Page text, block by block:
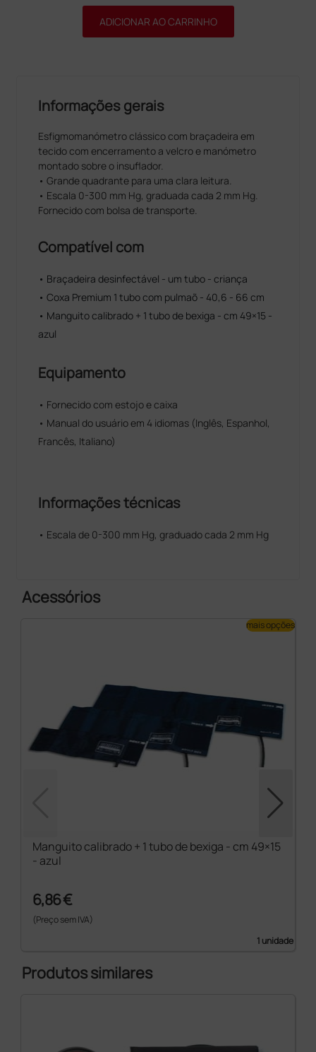
ADICIONAR AO CARRINHO
Informações gerais
Esfigmomanómetro clássico com braçadeira em
tecido com encerramento a velcro e manómetro
montado sobre o insuflador.
• Grande quadrante para uma clara leitura.
• Escala 0-300 mm Hg, graduada cada 2 mm Hg.
Fornecido com bolsa de transporte.
Compatível com
• Braçadeira desinfectável - um tubo - criança
• Coxa Premium 1 tubo com pulmaõ - 40,6 - 66 cm
• Manguito calibrado + 1 tubo de bexiga - cm 49×15 -
azul
Equipamento
• Fornecido com estojo e caixa
• Manual do usuário em 4 idiomas (Inglês, Espanhol,
Francês, Italiano)
Informações técnicas
• Escala de 0-300 mm Hg, graduado cada 2 mm Hg
Acessórios
Manguito calibrado + 1 tubo de bexiga - cm 49×15
- azul
6,86 €
(Preço sem IVA)
1 unidade
mais opções
Produtos similares